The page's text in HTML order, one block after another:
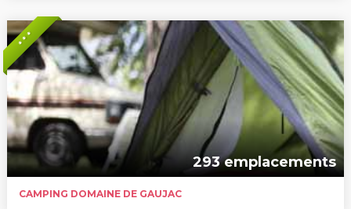
* * *
293 emplacements
CAMPING DOMAINE DE GAUJAC